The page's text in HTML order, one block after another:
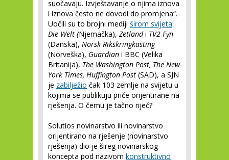
suočavaju. Izvještavanje o njima iznova
i iznova često ne dovodi do promjena“.
Uočili su to brojni mediji širom svijeta:
Die Welt (Njemačka), Zetlandi TV2 Fyn
(Danska), Norsk Rikskringkasting
(Norveška), Guardian i BBC (Velika
Britanija), The Washington Post, The New
York Times, Huffington Post (SAD), a SJN
je zabilježio čak 103 zemlje na svijetu u
kojima se publikuju priče orijentirane na
rješenja. O čemu je tačno riječ?
Solutios novinarstvo ili novinarstvo
orijentirano na rješenje (novinarstvo
rješenja) dio je šireg novinarskog
koncepta pod nazivom konstruktivno